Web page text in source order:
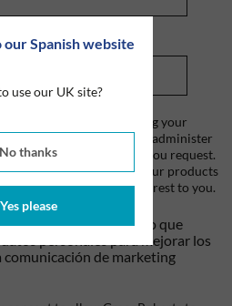
Spanish website
use our UK site?
No thanks
Yes please
protecting and respecting your
personal information to administer
products and services you request.
to contact you about our products
that may be of interest to you.
y novedades. Entiendo que
personales para mejorar los
comunicación de marketing